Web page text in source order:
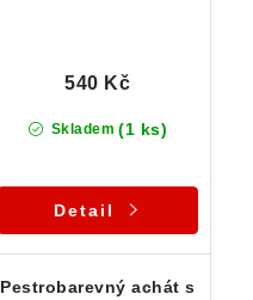
Skladem (1 ks)
540 Kč
Detail
Pestrobarevný achát s